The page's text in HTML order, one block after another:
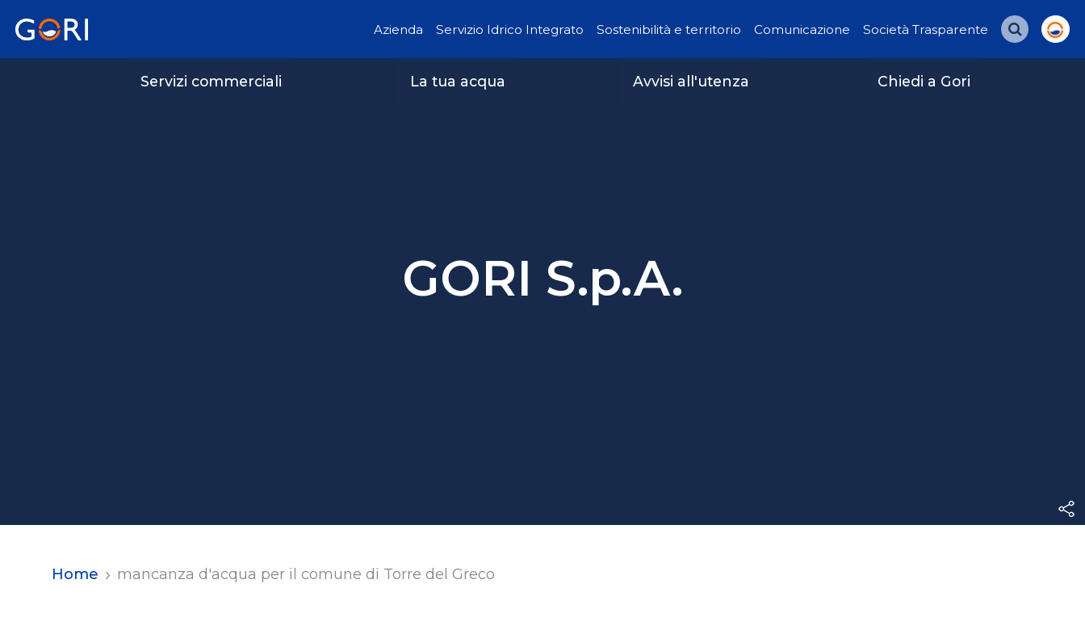
Azienda Servizio Idrico Integrato Sostenibilità e territorio Comunicazione Società Trasparente Cerca
Servizi commerciali La tua acqua Avvisi all'utenza Chiedi a Gori
GORI S.p.A.
Home mancanza d'acqua per il comune di Torre del Greco